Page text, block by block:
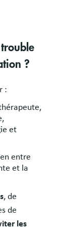
?
:
et
entre
et la
, de
de
les